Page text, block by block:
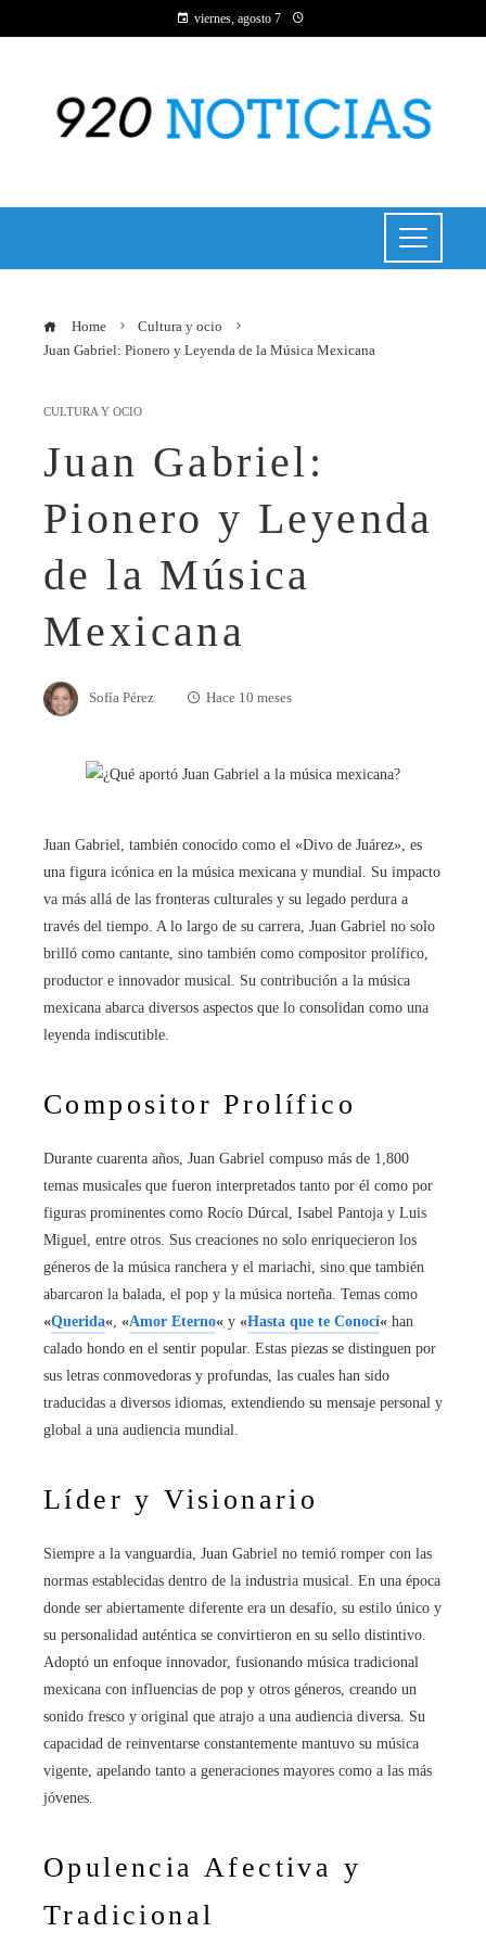
viernes, agosto 7
Home
Cultura y ocio
Juan Gabriel: Pionero y Leyenda de la Música Mexicana
CULTURA Y OCIO
Juan Gabriel:
Pionero y Leyenda
de la Música
Mexicana
Sofía Pérez Hace 10 meses
Juan Gabriel, también conocido como el «Divo de Juárez», es
una figura icónica en la música mexicana y mundial. Su impacto
va más allá de las fronteras culturales y su legado perdura a
través del tiempo. A lo largo de su carrera, Juan Gabriel no solo
brilló como cantante, sino también como compositor prolífico,
productor e innovador musical. Su contribución a la música
mexicana abarca diversos aspectos que lo consolidan como una
leyenda indiscutible.
Compositor Prolífico
Durante cuarenta años, Juan Gabriel compuso más de 1,800
temas musicales que fueron interpretados tanto por él como por
figuras prominentes como Rocío Dúrcal, Isabel Pantoja y Luis
Miguel, entre otros. Sus creaciones no solo enriquecieron los
géneros de la música ranchera y el mariachi, sino que también
abarcaron la balada, el pop y la música norteña. Temas como
«Querida« «Amor Eterno« y «Hasta que te Conocí« han
calado hondo en el sentir popular. Estas piezas se distinguen por
sus letras conmovedoras y profundas, las cuales han sido
traducidas a diversos idiomas, extendiendo su mensaje personal y
global a una audiencia mundial.
Líder y Visionario
Siempre a la vanguardia, Juan Gabriel no temió romper con las
normas establecidas dentro de la industria musical. En una época
donde ser abiertamente diferente era un desafío, su estilo único y
su personalidad auténtica se convirtieron en su sello distintivo.
Adoptó un enfoque innovador, fusionando música tradicional
mexicana con influencias de pop y otros géneros, creando un
sonido fresco y original que atrajo a una audiencia diversa. Su
capacidad de reinventarse constantemente mantuvo su música
vigente, apelando tanto a generaciones mayores como a las más
jóvenes.
Opulencia Afectiva y
Tradicional